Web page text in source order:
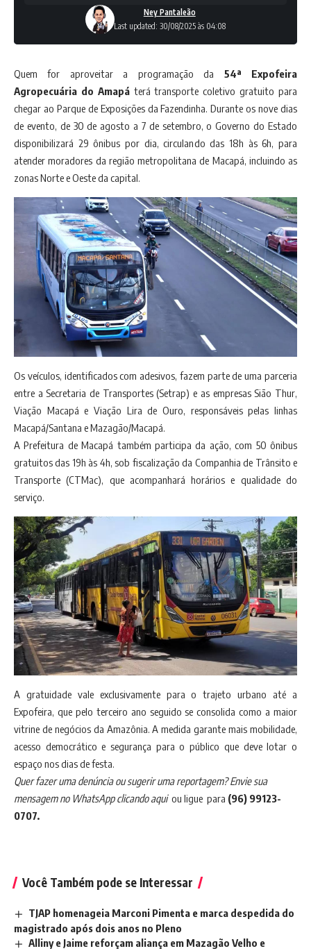
Last updated: 30/08/2025 às 04:08
Ney Pantaleão
Quem for aproveitar a programação da 54ª Expofeira
Agropecuária do Amapáterá transporte coletivo gratuito para
chegar ao Parque de Exposições da Fazendinha. Durante os nove dias
de evento, de 30 de agosto a 7 de setembro, o Governo do Estado
disponibilizará 29 ônibus por dia, circulando das 18h às 6h, para
atender moradores da região metropolitana de Macapá, incluindo as
zonas Norte e Oeste da capital.
Os veículos, identificados com adesivos, fazem parte de uma parceria
entre a Secretaria de Transportes (Setrap) e as empresas Sião Thur,
Viação Macapá e Viação Lira de Ouro, responsáveis pelas linhas
Macapá/Santana e Mazagão/Macapá.
A Prefeitura de Macapá também participa da ação, com 50 ônibus
gratuitos das 19h às 4h, sob fiscalização da Companhia de Trânsito e
Transporte (CTMac), que acompanhará horários e qualidade do
serviço.
A gratuidade vale exclusivamente para o trajeto urbano até a
Expofeira, que pelo terceiro ano seguido se consolida como a maior
vitrine de negócios da Amazônia. A medida garante mais mobilidade,
acesso democrático e segurança para o público que deve lotar o
espaço nos dias de festa.
Quer fazer uma denúncia ou sugerir uma reportagem? Envie sua
mensagem no WhatsApp clicando aquiou ligue para (96) 99123-
0707.
Você Também pode se Interessar
TJAP homenageia Marconi Pimenta e marca despedida do
magistrado após dois anos no Pleno
Alliny e Jaime reforçam aliança em Mazagão Velho e